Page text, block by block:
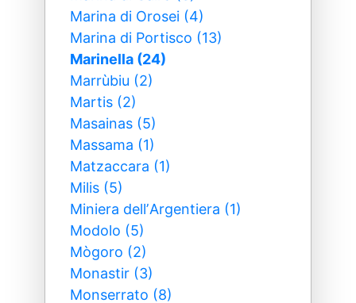
Marina di Orosei (4)
Marina di Portisco (13)
Marinella (24)
Marrùbiu (2)
Martis (2)
Masainas (5)
Massama (1)
Matzaccara (1)
Milis (5)
Miniera dellʼArgentiera (1)
Modolo (5)
Mògoro (2)
Monastir (3)
Monserrato (8)